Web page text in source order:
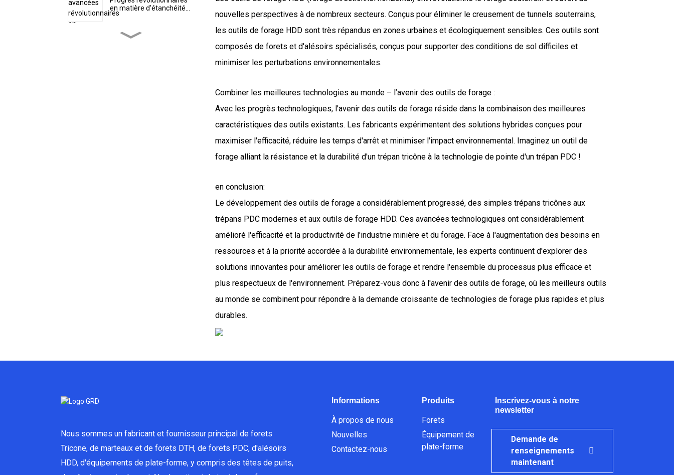
en matière d'étanchéité...
nouvelles perspectives à de nombreux secteurs. Conçus pour éliminer le creusement de tunnels souterrains,
les outils de forage HDD sont très répandus en zones urbaines et écologiquement sensibles. Ces outils sont
composés de forets et d'alésoirs spécialisés, conçus pour supporter des conditions de sol difficiles et
minimiser les perturbations environnementales.
Combiner les meilleures technologies au monde – l’avenir des outils de forage :
Avec les progrès technologiques, l'avenir des outils de forage réside dans la combinaison des meilleures
caractéristiques des outils existants. Les fabricants expérimentent des solutions hybrides conçues pour
maximiser l'efficacité, réduire les temps d'arrêt et minimiser l'impact environnemental. Imaginez un outil de
forage alliant la résistance et la durabilité d'un trépan tricône à la technologie de pointe d'un trépan PDC !
en conclusion:
Le développement des outils de forage a considérablement progressé, des simples trépans tricônes aux
trépans PDC modernes et aux outils de forage HDD. Ces avancées technologiques ont considérablement
amélioré l'efficacité et la productivité de l'industrie minière et du forage. Face à l'augmentation des besoins en
ressources et à la priorité accordée à la durabilité environnementale, les experts continuent d'explorer des
solutions innovantes pour améliorer les outils de forage et rendre l'ensemble du processus plus efficace et
plus respectueux de l'environnement. Préparez-vous donc à l'avenir des outils de forage, où les meilleurs outils
au monde se combinent pour répondre à la demande croissante de technologies de forage plus rapides et plus
durables.
Nous sommes un fabricant et fournisseur principal de forets
Tricone, de marteaux et de forets DTH, de forets PDC, d'alésoirs
HDD, d'équipements de plate-forme, y compris des têtes de puits,
Informations
À propos de nous
Nouvelles
Contactez-nous
Produits
Forets
Équipement de
plate-forme
Inscrivez-vous à notre
newsletter
Demande de
renseignements
maintenant